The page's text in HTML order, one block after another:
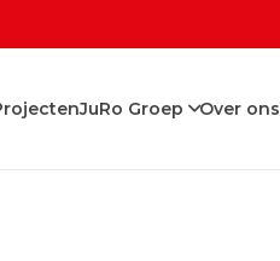
JuRo Groep Over ons